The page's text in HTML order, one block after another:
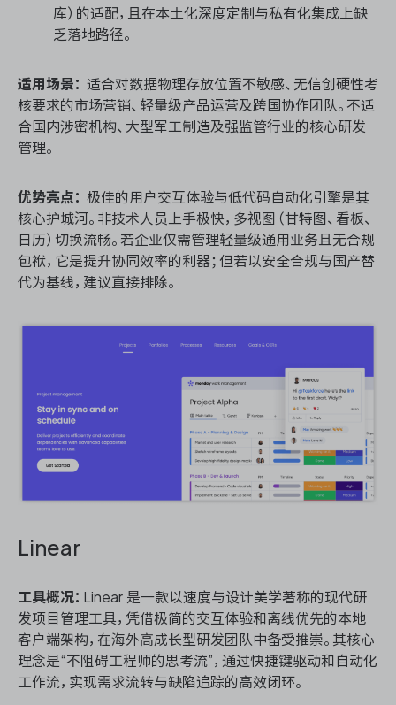
库）的适配，且在本土化深度定制与私有化集成上缺
乏落地路径。
适用场景： 适合对数据物理存放位置不敏感、无信创硬性考
核要求的市场营销、轻量级产品运营及跨国协作团队。不适
合国内涉密机构、大型军工制造及强监管行业的核心研发
管理。
优势亮点： 极佳的用户交互体验与低代码自动化引擎是其
核心护城河。非技术人员上手极快，多视图（甘特图、看板、
日历）切换流畅。若企业仅需管理轻量级通用业务且无合规
包袱，它是提升协同效率的利器；但若以安全合规与国产替
代为基线，建议直接排除。
Linear
工具概况： Linear 是一款以速度与设计美学著称的现代研
发项目管理工具，凭借极简的交互体验和离线优先的本地
客户端架构，在海外高成长型研发团队中备受推崇。其核心
理念是“不阻碍工程师的思考流”，通过快捷键驱动和自动化
工作流，实现需求流转与缺陷追踪的高效闭环。